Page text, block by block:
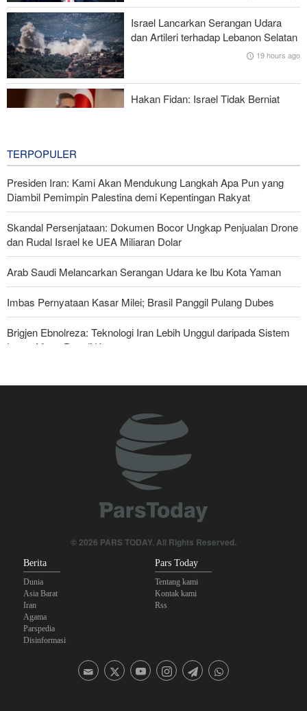
Brigjen Ebnolreza: Teknologi Iran Lebih Unggul daripada Sistem
Impor Mana Pun di Kawasan
Mengapa AS Nyaris Kehabisan Senjata dalam perang melawan
Iran?
Israel Lancarkan Serangan Udara
dan Artileri terhadap Lebanon Selatan
19 hours ago
Hakan Fidan: Israel Tidak Berniat
TERPOPULER
Presiden Iran: Kami Akan Mendukung Langkah Apa Pun yang
Diambil Pemimpin Palestina demi Kepentingan Rakyat
Skandal Persenjataan: Dokumen Bocor Ungkap Penjualan Drone
dan Rudal Israel ke UEA Miliaran Dolar
Arab Saudi Melancarkan Serangan Udara ke Ibu Kota Yaman
Imbas Pernyataan Kasar Milei; Brasil Panggil Pulang Dubes
Brigjen Ebnolreza: Teknologi Iran Lebih Unggul daripada Sistem
Impor Mana Pun di Kawasan
Irak: Jumlah Peziarah yang Masuk sejak Awal Muharam Capai
Pangkalan Terorisnya!
Ledakan yang Mengguncang UEA; Di Mana Jebel Ali dan
© 2026 PARS TODAY. All Rights Reserved.
Berita
Dunia
Asia Barat
Iran
Agama
Parspedia
Disinformasi
Pars Today
Tentang kami
Kontak kami
Rss